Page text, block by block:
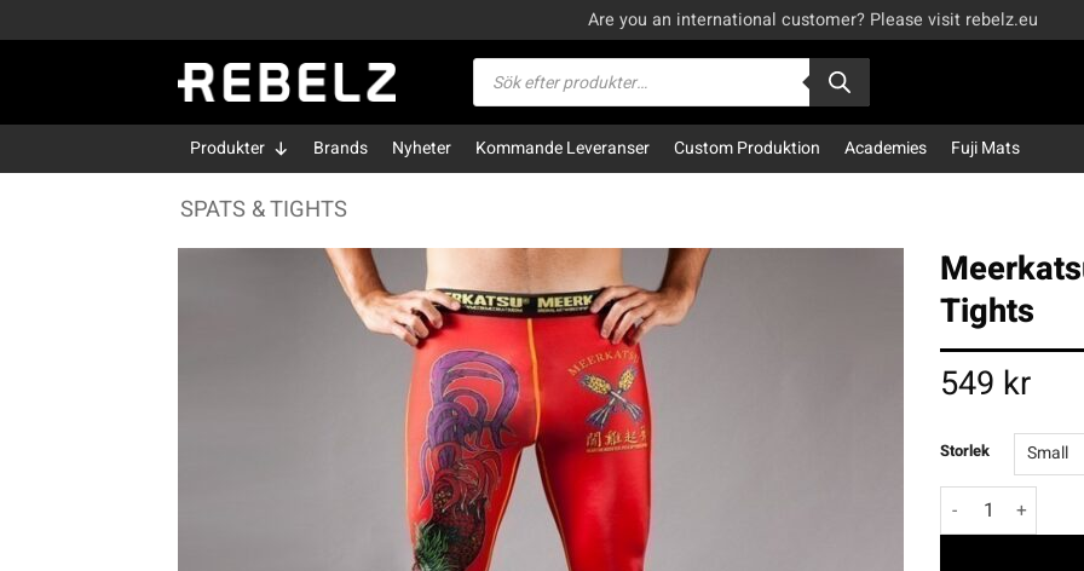
to
Are you an international customer? Please visit rebelz.eu
Produktsökning
Produkter Brands Nyheter Kommande Leveranser Custom Produktion Academies Fuji Mats
SPATS & TIGHTS
Tights
549 kr
Storlek
Meerkatsu Fire